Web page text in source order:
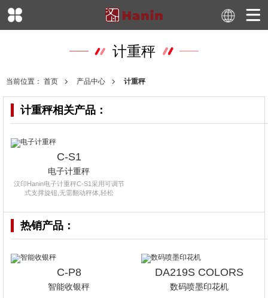
计重秤
当前位置： 首页 产品中心 计重秤
计重秤相关产品：
C-S1
电子计重秤
汉印Hanin电子计重秤C-S1采用可调节
式支撑旋钮,无需翻动秤体,轻松
热销产品：
C-P8
智能收银秤
DA219S COLORS
数码喷墨印花机